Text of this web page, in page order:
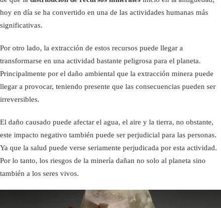
hoy en día se ha convertido en una de las actividades humanas más
significativas.
Por otro lado, la extracción de estos recursos puede llegar a
transformarse en una actividad bastante peligrosa para el planeta.
Principalmente por el daño ambiental que la extracción minera puede
llegar a provocar, teniendo presente que las consecuencias pueden ser
irreversibles.
El daño causado puede afectar el agua, el aire y la tierra, no obstante,
este impacto negativo también puede ser perjudicial para las personas.
Ya que la salud puede verse seriamente perjudicada por esta actividad.
Por lo tanto, los riesgos de la minería dañan no solo al planeta sino
también a los seres vivos.